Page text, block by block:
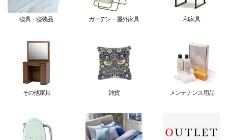
寝具・寝装品 ガーデン・屋外家具 和家具
その他家具 雑貨 メンテナンス用品